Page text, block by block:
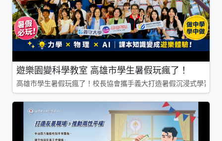
遊樂園變科學教室 高雄市學生暑假玩瘋了！
高雄市學生暑假玩瘋了！校長協會攜手義大打造暑假沉浸式學習基